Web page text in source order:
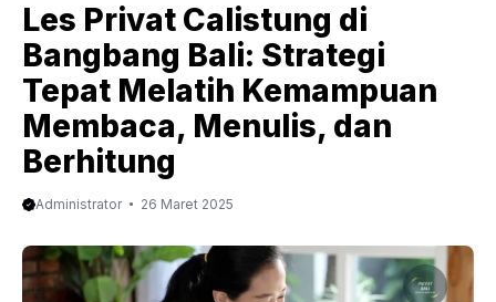
Les Privat Calistung di
Bangbang Bali: Strategi
Tepat Melatih Kemampuan
Membaca, Menulis, dan
Berhitung
Administrator 26 Maret 2025